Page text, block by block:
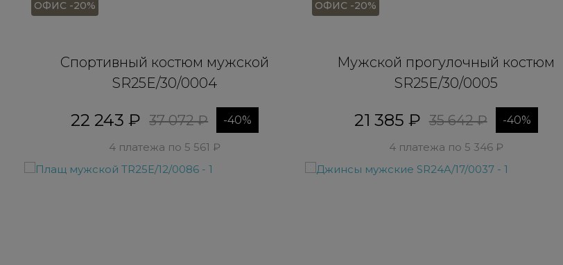
ОФИС -20%
Спортивный костюм мужской
SR25E/30/0004
22 243 ₽ 37 072 ₽ -40%
4 платежа по 5 561 ₽
ОФИС -20%
Мужской прогулочный костюм
SR25E/30/0005
21 385 ₽ 35 642 ₽ -40%
4 платежа по 5 346 ₽